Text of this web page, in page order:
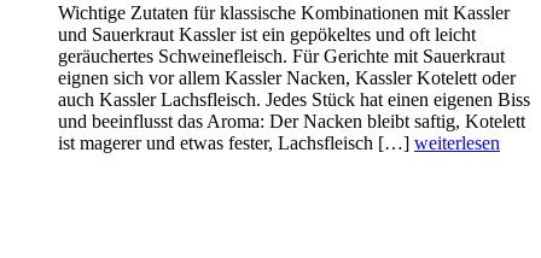
Wichtige Zutaten für klassische Kombinationen mit Kassler
und Sauerkraut Kassler ist ein gepökeltes und oft leicht
geräuchertes Schweinefleisch. Für Gerichte mit Sauerkraut
eignen sich vor allem Kassler Nacken, Kassler Kotelett oder
auch Kassler Lachsfleisch. Jedes Stück hat einen eigenen Biss
und beeinflusst das Aroma: Der Nacken bleibt saftig, Kotelett
ist magerer und etwas fester, Lachsfleisch […] weiterlesen